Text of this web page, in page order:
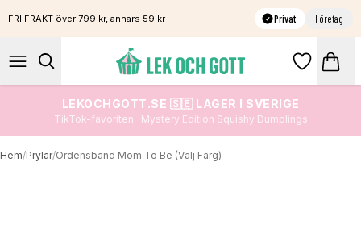
FRI FRAKT över 799 kr, annars 59 kr Privat Företag
LEKOCHGOTT.SE 🇸🇪 LAGER I SVERIGE
TikTok-favoriten -Mystery Edition Squishy Dumplings
Hem/Prylar/Ordensband Mom To Be (Välj Färg)